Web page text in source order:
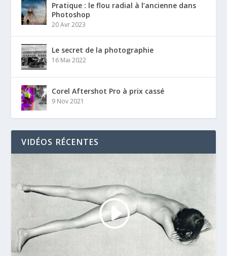
Pratique : le flou radial à l’ancienne dans
Photoshop
20 Avr 2023
Le secret de la photographie
16 Mai 2022
Corel Aftershot Pro à prix cassé
9 Nov 2021
VIDÉOS RÉCENTES